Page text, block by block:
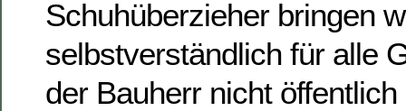
Schuhüberzieher bringen
selbstverständlich für alle
der Bauherr nicht